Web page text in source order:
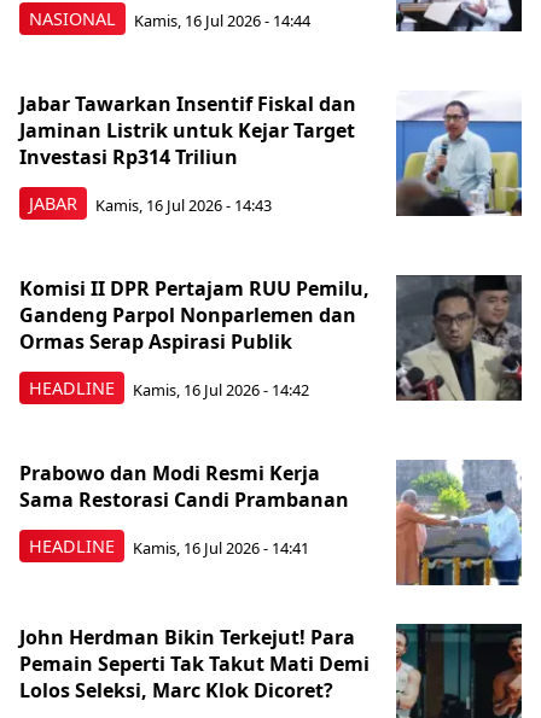
NASIONAL Kamis, 16 Jul 2026 - 14:44
JABAR
Jabar Tawarkan Insentif Fiskal dan
Jaminan Listrik untuk Kejar Target
Investasi Rp314 Triliun
Kamis, 16 Jul 2026 - 14:43
HEADLINE
Komisi II DPR Pertajam RUU Pemilu,
Gandeng Parpol Nonparlemen dan
Ormas Serap Aspirasi Publik
Kamis, 16 Jul 2026 - 14:42
HEADLINE
Prabowo dan Modi Resmi Kerja
Sama Restorasi Candi Prambanan
Kamis, 16 Jul 2026 - 14:41
John Herdman Bikin Terkejut! Para
Pemain Seperti Tak Takut Mati Demi
Lolos Seleksi, Marc Klok Dicoret?